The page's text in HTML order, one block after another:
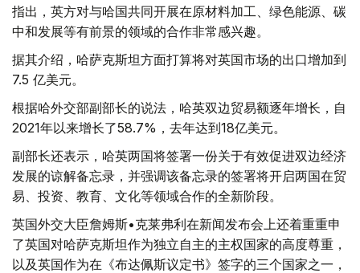
指出，英方对与哈国共同开展在原材料加工、绿色能源、碳
中和发展等有前景的领域的合作非常感兴趣。
据其介绍，哈萨克斯坦方面打算将对英国市场的出口增加到
7.5 亿美元。
根据哈外交部副部长的说法，哈英双边贸易额逐年增长，自
2021年以来增长了58.7%，去年达到18亿美元。
副部长还表示，哈英两国将签署一份关于有效促进双边经济
发展的谅解备忘录，并强调该备忘录的签署将开启两国在贸
易、投资、教育、文化等领域合作的全新阶段。
英国外交大臣詹姆斯•克莱弗利在新闻发布会上还着重重申
了英国对哈萨克斯坦作为独立自主的主权国家的高度尊重，
以及英国作为在《布达佩斯议定书》签字的三个国家之一，